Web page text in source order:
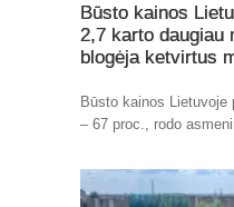
Būsto kainos
2,7 karto daugiau
blogėja ketvirtus
Būsto kainos Lietuvoje
– 67 proc., rodo